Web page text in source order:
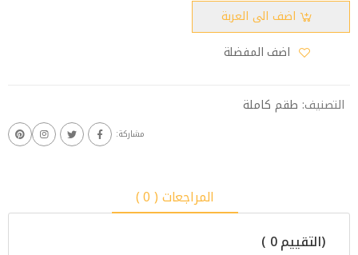
اضف الى العربة
اضف المفضلة
التصنيف: طقم كاملة
مشاركة:
المراجعات ( 0 )
(التقييم 0 )